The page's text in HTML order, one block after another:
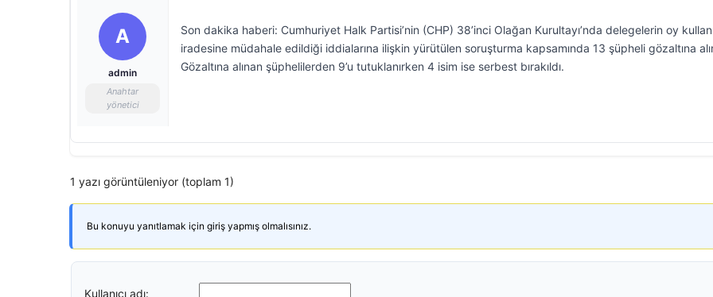
A
admin
Anahtar
yönetici
Son dakika haberi: Cumhuriyet Halk Partisi’nin (CHP) 38’inci Olağan Kurultayı’nda delegelerin oy
iradesine müdahale edildiği iddialarına ilişkin yürütülen soruşturma kapsamında 13 şüpheli gözaltına
Gözaltına alınan şüphelilerden 9’u tutuklanırken 4 isim ise serbest bırakıldı.
1 yazı görüntüleniyor (toplam 1)
Bu konuyu yanıtlamak için giriş yapmış olmalısınız.
Kullanıcı adı: